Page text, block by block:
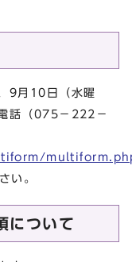
9月10日（水曜
話（075－222－
い。
について